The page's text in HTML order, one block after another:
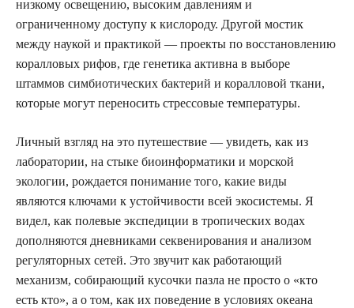
низкому освещению, высоким давлениям и
ограниченному доступу к кислороду. Другой мостик
между наукой и практикой — проекты по восстановлению
коралловых рифов, где генетика активна в выборе
штаммов симбиотических бактерий и коралловой ткани,
которые могут переносить стрессовые температуры.
Личный взгляд на это путешествие — увидеть, как из
лаборатории, на стыке биоинформатики и морской
экологии, рождается понимание того, какие виды
являются ключами к устойчивости всей экосистемы. Я
видел, как полевые экспедиции в тропических водах
дополняются дневниками секвенирования и анализом
регуляторных сетей. Это звучит как работающий
механизм, собирающий кусочки пазла не просто о «кто
есть кто», а о том, как их поведение в условиях океана